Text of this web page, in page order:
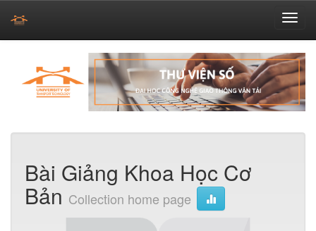
navigation
Bài Giảng Khoa Học Cơ
Bản Collection home page